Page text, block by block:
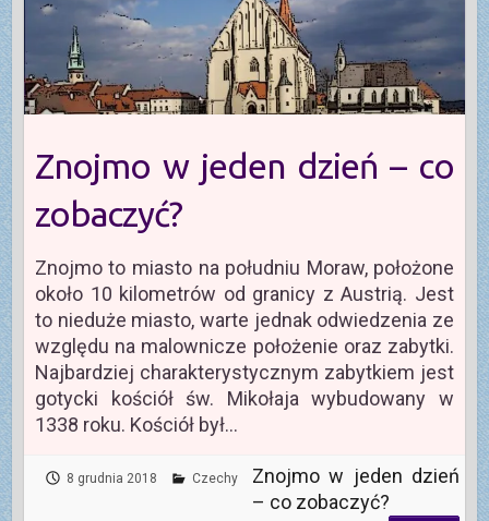
Znojmo w jeden dzień – co
zobaczyć?
Znojmo to miasto na południu Moraw, położone
około 10 kilometrów od granicy z Austrią. Jest
to nieduże miasto, warte jednak odwiedzenia ze
względu na malownicze położenie oraz zabytki.
Najbardziej charakterystycznym zabytkiem jest
gotycki kościół św. Mikołaja wybudowany w
1338 roku. Kościół był…
8 grudnia 2018 Czechy
Znojmo w jeden dzień
– co zobaczyć?